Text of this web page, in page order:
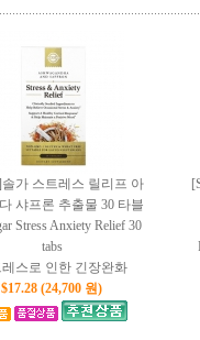
솔가 스트레스 릴리프 아
샤프론 추출물 30 타블
Stress Anxiety Relief 30
tabs
레스로 인한 긴장완화
$17.28 (24,700 원)